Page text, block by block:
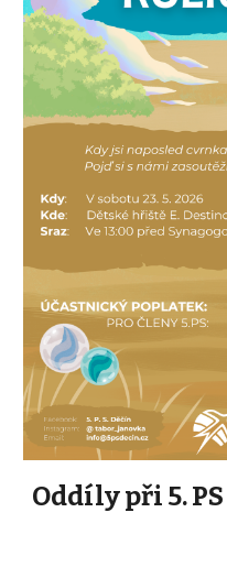
Oddíly při 5.